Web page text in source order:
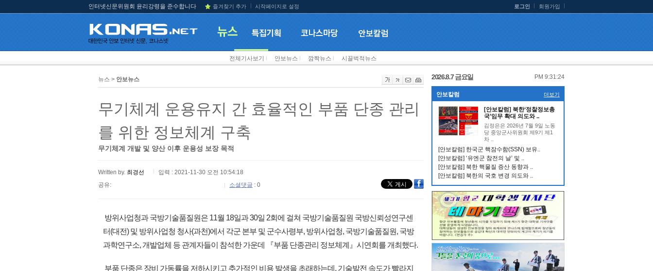
인터넷신문위원회 윤리강령을 준수합니다 즐겨찾기 추가 시작페이지로 설정 로그인 회원가입
전체기사보기 안보뉴스 깜짝뉴스 시끌벅적뉴스
뉴스 > 안보뉴스
무기체계 운용유지 간 효율적인 부품 단종 관리
를 위한 정보체계 구축
무기체계 개발 및 양산 이후 운용성 보장 목적
Written by. 최경선
입력 : 2021-11-30 오전 10:54:18
공유:
소셜댓글 : 0
방위사업청과 국방기술품질원은 11월 18일과 30일 2회에 걸쳐 국방기술품질원 국방신뢰성연구센
터(대전) 및 방위사업청 청사(과천)에서 각군 본부 및 군수사령부, 방위사업청, 국방기술품질원, 국방
과학연구소, 개발업체 등 관계자들이 참석한 가운데 『부품 단종관리 정보체계』시연회를 개최했다.
부품 단종은 장비 가동률을 저하시키고 추가적인 비용 발생을 초래하는데, 기술발전 속도가 빨라지
2026.8.7 금요일 PM 9:31:25
안보칼럼 더보기
[안보칼럼] 북한‘정찰정보총
국’임무 확대 의도와 ..
김정은은 2026년 7월 9일 노동
당 중앙군사위원회 제9기 제1
차 ..
[안보칼럼] 한국군 핵잠수함(SSN) 보유..
[안보칼럼] ‘유엔군 참전의 날’ 및 ..
[안보칼럼] 북한 핵물질 증산 동향과 ..
[안보칼럼] 북한의 국호 변경 의도와 ..